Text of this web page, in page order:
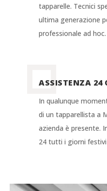
tapparelle. Tecnici
ultima generazione
professionale ad hoc.
ASSISTENZA 24
In qualunque
di un tapparellista a
azienda è presente.
24 tutti i giorni festivi